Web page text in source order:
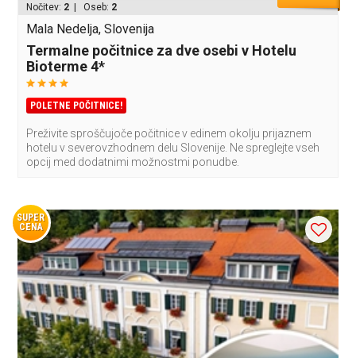
Nočitev: 2 | Oseb: 2
Mala Nedelja, Slovenija
Termalne počitnice za dve osebi v Hotelu
Bioterme 4*
POLETNE POČITNICE!
Preživite sproščujoče počitnice v edinem okolju prijaznem
hotelu v severovzhodnem delu Slovenije. Ne spreglejte vseh
opcij med dodatnimi možnostmi ponudbe.
SUPER
CENA